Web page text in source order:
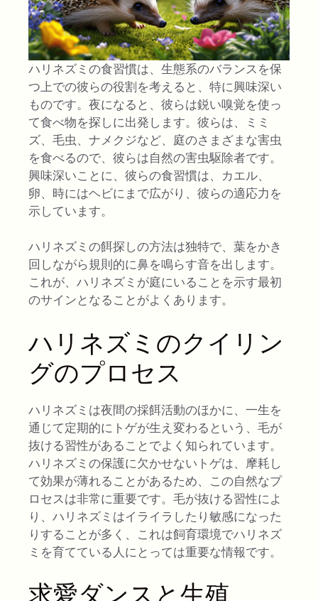
ハリネズミの食習慣は、生態系のバランスを保
つ上での彼らの役割を考えると、特に興味深い
ものです。夜になると、彼らは鋭い嗅覚を使っ
て食べ物を探しに出発します。彼らは、ミミ
ズ、毛虫、ナメクジなど、庭のさまざまな害虫
を食べるので、彼らは自然の害虫駆除者です。
興味深いことに、彼らの食習慣は、カエル、
卵、時にはヘビにまで広がり、彼らの適応力を
示しています。
ハリネズミの餌探しの方法は独特で、葉をかき
回しながら規則的に鼻を鳴らす音を出します。
これが、ハリネズミが庭にいることを示す最初
のサインとなることがよくあります。
ハリネズミのクイリン
グのプロセス
ハリネズミは夜間の採餌活動のほかに、一生を
通じて定期的にトゲが生え変わるという、毛が
抜ける習性があることでよく知られています。
ハリネズミの保護に欠かせないトゲは、摩耗し
て効果が薄れることがあるため、この自然なプ
ロセスは非常に重要です。毛が抜ける習性によ
り、ハリネズミはイライラしたり敏感になった
りすることが多く、これは飼育環境でハリネズ
ミを育てている人にとっては重要な情報です。
求愛ダンスと生殖